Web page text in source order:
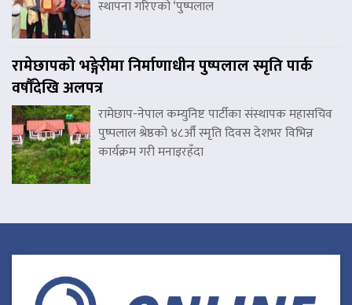
स्थापना गरिएको ‘पुष्पलाल
रामेछापको भङ्गेरीमा निर्माणाधीन पुष्पलाल स्मृति पार्क
वर्षौंदेखि अलपत्र
रामेछाप-नेपाल कम्युनिष्ट पार्टीका संस्थापक महासचिव
पुष्पलाल श्रेष्ठको ४८औँ स्मृति दिवस देशभर विभिन्न
कार्यक्रम गरी मनाइरहँदा